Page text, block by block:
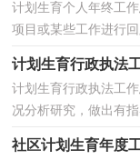
计划生育个人年终
项目或某些工作进行
计划生育行政执法
计划生育行政执法
况分析研究，做出有
社区计划生育年度